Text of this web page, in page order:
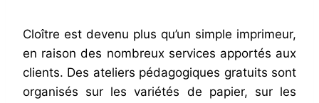
Cloître est devenu plus qu’un simple imprimeur,
en raison des nombreux services apportés aux
clients. Des ateliers pédagogiques gratuits sont
organisés sur les variétés de papier, sur les